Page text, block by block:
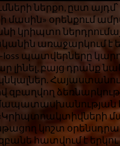
ներքո, ըստ այդմ՝
օրենքում
կրիպտո
առաջարկում է
loss պատվերները
բայց դրանք
կոշտ
հատվում է երկու